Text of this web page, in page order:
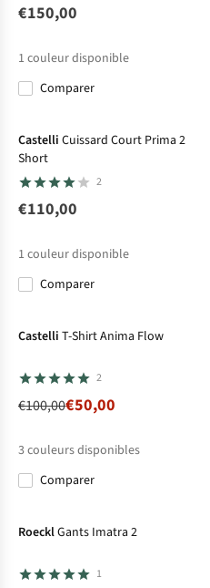
€150,00
1 couleur disponible
Comparer
Castelli Cuissard Court Prima 2
Short
2
€110,00
1 couleur disponible
Comparer
Castelli T-Shirt Anima Flow
2
€100,00€50,00
3couleurs disponibles
%
%
Comparer
RoecklGants Imatra 2
1